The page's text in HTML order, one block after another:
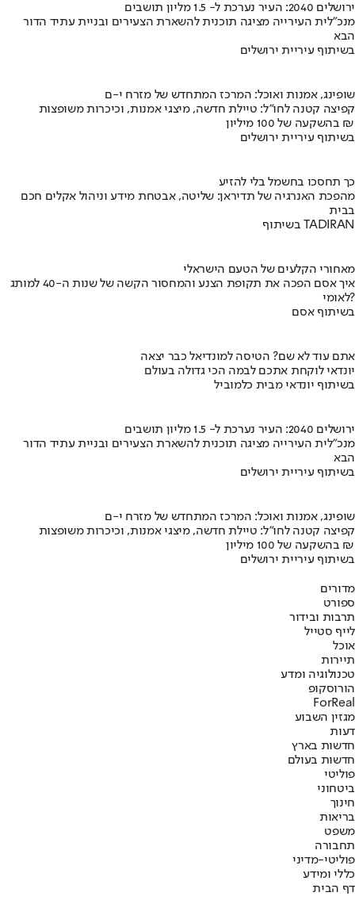
ירושלים 2040: העיר נערכת ל- 1.5 מליון תושבים
מנכ"לית העירייה מציגה תוכנית להשארת הצעירים ובניית עתיד הדור
הבא
בשיתוף עיריית ירושלים
שופינג, אמנות ואוכל: המרכז המתחדש של מזרח י-ם
קפיצה קטנה לחו"ל: טיילת חדשה, מיצגי אמנות, וכיכרות משופצות
בהשקעה של 100 מיליון ₪
בשיתוף עיריית ירושלים
כך תחסכו בחשמל בלי להזיע
מהפכת האנרגיה של תדיראן: שליטה, אבטחת מידע וניהול אקלים חכם
בבית
בשיתוף TADIRAN
מאחורי הקלעים של הטעם הישראלי
איך אסם הפכה את תקופת הצנע והמחסור הקשה של שנות ה-40 למותג
לאומי?
בשיתוף אסם
אתם עוד לא שם? הטיסה למונדיאל כבר יצאה
יונדאי לוקחת אתכם לבמה הכי גדולה בעולם
בשיתוף יונדאי מבית כלמוביל
ירושלים 2040: העיר נערכת ל- 1.5 מליון תושבים
מנכ"לית העירייה מציגה תוכנית להשארת הצעירים ובניית עתיד הדור
הבא
בשיתוף עיריית ירושלים
שופינג, אמנות ואוכל: המרכז המתחדש של מזרח י-ם
קפיצה קטנה לחו"ל: טיילת חדשה, מיצגי אמנות, וכיכרות משופצות
בהשקעה של 100 מיליון ₪
בשיתוף עיריית ירושלים
מדורים
ספורט
תרבות ובידור
לייף סטייל
אוכל
תיירות
טכנולוגיה ומדע
הורוסקופ
ForReal
מגזין השבוע
דעות
חדשות בארץ
חדשות בעולם
פוליטי
ביטחוני
חינוך
בריאות
משפט
תחבורה
פוליטי-מדיני
כללי ומידע
דף הבית